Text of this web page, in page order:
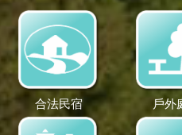
合法民宿 戶外